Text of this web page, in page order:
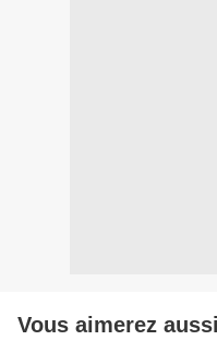
Vous aimerez aussi